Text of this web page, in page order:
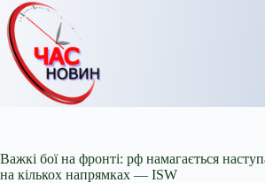
Перейти
до
вмісту
Важкі бої на фронті: рф намагається
на кількох напрямках — ISW